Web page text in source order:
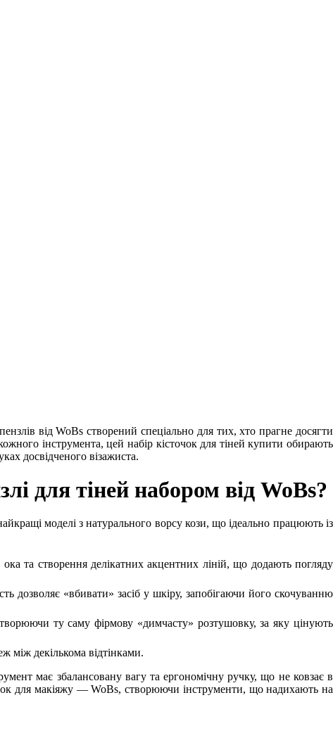
від WoBs створений спеціально для тих, хто прагне досягти
інструмента, цей набір кісточок для тіней купити обирають
досвідченого візажиста.
для тіней набором від WoBs?
моделі з натурального ворсу кози, що ідеально працюють із
та створення делікатних акцентних ліній, що додають погляду
дозволяє «вбивати» засіб у шкіру, запобігаючи його скочуванню
ту саму фірмову «димчасту» розтушовку, за яку цінують
між декількома відтінками.
має збалансовану вагу та ергономічну ручку, що не ковзає в
для макіяжу — WoBs, створюючи інструменти, що надихають на